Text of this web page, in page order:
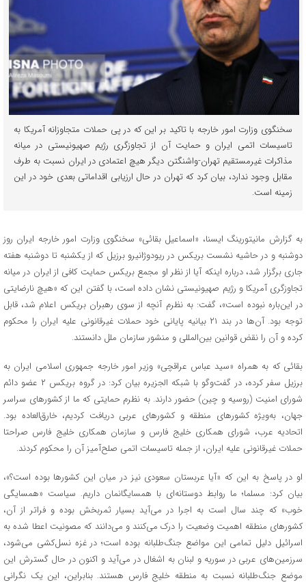
سخنگوی وزارت امور خارجه با تاکید بر این که در پی حملات متجاوزانه آمریکا به
تاسیسات اتمی ایران و حمایت آن از تجاوزگری رژیم صهیونیستی در میانه
مذاکرات غیرمستقیم تهران-واشنگتن دیگر هیچ اعتمادی در ایران نسبت به طرف
مقابل وجود ندارد، بیان کرد که تهران در حال ارزیابی اقداماتی بعدی خود در این
زمینه است.
به گزارش مانیتورینگ ایسنا، «اسماعیل بقائی» سخنگوی وزارت امور خارجه ایران روز
دوشنبه و در حاشیه نشست بریکس در ریودوژانیرو برزیل که از یکشنبه تا دوشنبه هفته
جاری برگزار شد، درباره اینکه آیا از نظر او مجمع بریکس حمایت کافی از ایران در میانه
تجاوزگری آمریکا و رژیم صهیونیستی نشان داده است، با گفتن این که «هیچ نارضایتی
در این‌باره نبوده است»، گفت: به نظرم آنچه از سوی رهبران بریکس اعلام شد، قابل
توجه بود. آن‌ها در بند ۲۱ بیانیه پایانی خود حملات غیرقانونی علیه ایران را محکوم
کرده و آن را نقض قوانین بین‌المللی و منشور سازمان ملل دانستند.
بقائی که به همراه «سید عباس عراقچی» وزیر امور خارجه جمهوری اسلامی ایران به
برزیل سفر کرده، در گفت‌وگو با شبکه الجزیره بیان کرد: در گروه بریکس ۲ عضو دائم
شورای امنیت (روسیه و چین) حضور دارند. به نظرم حمایتی که ما از کشورهای سراسر
جهان، به‌ویژه کشورهای منطقه و کشورهای عربی دریافت کردیم، خارق‌العاده بود.
اتحادیه عرب، شورای همکاری خلیج فارس و سازمان همکاری خلیج فارس صراحتا
حملات غیرقانونی علیه ایران، از جمله تاسیسات اتمی صلح‌آمیز آن را محکوم کردند.
او در پاسخ به این که «آیا عربستان سعودی نیز در میان این کشورها بوده است؟»،
بیان کرد: مسلما؛ ما روابط دوستانه‌ای با همسایگانمان داریم. سیاست «همسایگی
خوب» که چند سال است به اجرا در می‌آید بسیار ثمربخش بوده و فراتر از آن،
کشورهای منطقه اهمیت وضعیت را درک می‌کنند و می‌دانند که مصونیت اعطا شده به
اسرائیل دلیل تمامی این مواضع جنگ‌طلبانه بوده است؛ در غزه نسل‌کشی می‌شود،
سرزمین‌های عربی در سوریه و لبنان به اشغال در می‌آید و اکنون در حال گسترش این
موضع جنگ‌طلبانه نسبت به منطقه خلیج فارس هستند. بنابراین، این یک نگرانی